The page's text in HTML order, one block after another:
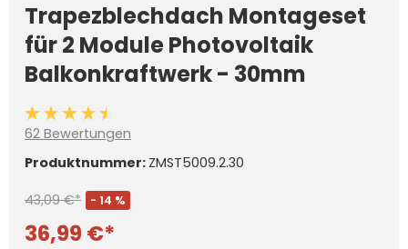
Trapezblechdach Montageset
für 2 Module Photovoltaik
Balkonkraftwerk - 30mm
Durchschnittliche Bewertung von 4.3 von 5 Sternen
62 Bewertungen
Produktnummer: ZMST5009.2.30
43,09 €* - 14 %
36,99 €*